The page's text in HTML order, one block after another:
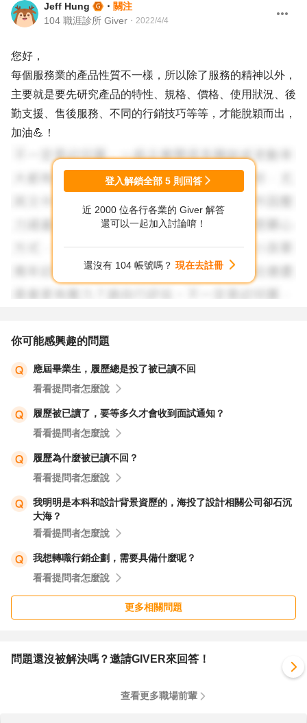
Jeff Hung ・ 關注
104 職涯診所 Giver ・ 2022/4/4
您好，
每個服務業的產品性質不一樣，所以除了服務的精神以外，
主要就是要先研究產品的特性、規格、價格、使用狀況、後
勤支援、售後服務、不同的行銷技巧等等，才能脫穎而出，
加油💪！
登入解鎖全部 5 則回答
近 2000 位各行各業的 Giver 解答
還可以一起加入討論唷！
還沒有 104 帳號嗎？ 現在去註冊
你可能感興趣的問題
應屆畢業生，履歷總是投了被已讀不回
看看提問者怎麼說
履歷被已讀了，要等多久才會收到面試通知？
看看提問者怎麼說
履歷為什麼被已讀不回？
看看提問者怎麼說
我明明是本科和設計背景資歷的，海投了設計相關公司卻石沉
大海？
看看提問者怎麼說
我想轉職行銷企劃，需要具備什麼呢？
看看提問者怎麼說
更多相關問題
問題還沒被解決嗎？邀請GIVER來回答！
查看更多職場前輩